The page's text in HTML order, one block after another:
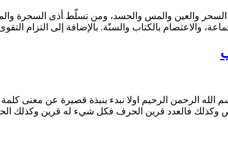
والعين والمس والحسد، ومن تسلّط أذى السحرة
والاعتصام بالكتاب والسنّة. بالإضافة إلى التزام
الرحمن الرحيم اولا نبدء بنبذة قصيرة عن معنى كلمة
وكذلك فالعدد قرين الحرف فكل شيء له قرين وكذلك